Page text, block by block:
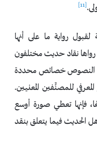
[11]
لقبول رواية ما على أنها
نقاد حديث مختلفون
النصوص خصائص محددة
للمصنٍّفين المعنيين.
فإنها تعطي صورة أوسع
الحديث فيما يتعلق بنقد